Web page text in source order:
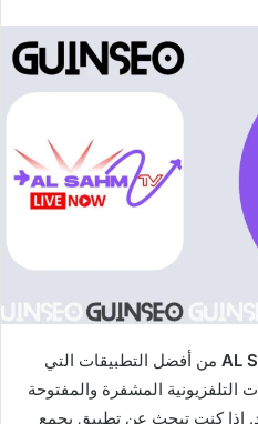
من أفضل التطبيقات التي
المشفرة والمفتوحة
إذا كنت تبحث عن تطبيق يجمع